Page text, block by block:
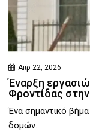
Απρ 22, 2026
Έναρξη
Φροντίδας
Ένα σημαντικό
δομών...